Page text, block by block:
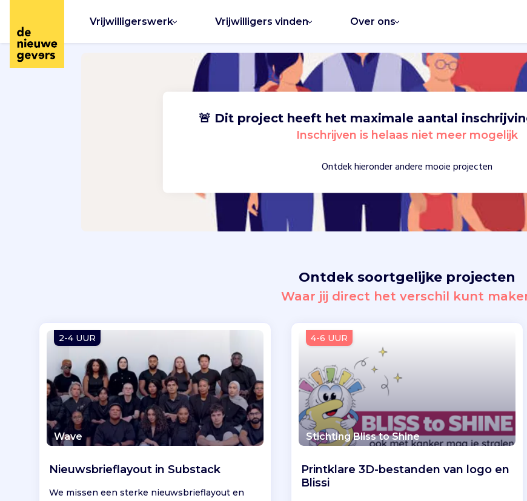
Vrijwilligerswerk Vrijwilligers vinden Over ons
🚨 Dit project heeft het maximale aantal
Inschrijven is helaas niet meer mogelijk
Ontdek hieronder andere mooie projecten
Ontdek soortgelijke projecten
Waar jij direct het verschil kunt
2-4 UUR
Wave
Nieuwsbrieflayout in Substack
We missen een sterke nieuwsbrieflayout en
4-6 UUR
Stichting Bliss to Shine
Printklare 3D-bestanden van logo en
Blissi